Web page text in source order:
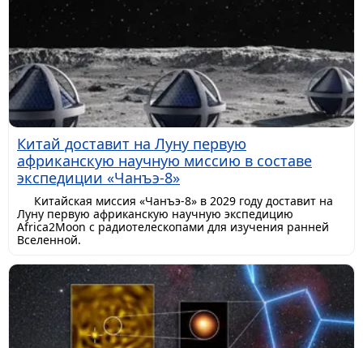
Китай доставит на Луну первую
африканскую научную миссию в составе
экспедиции «Чанъэ-8»
Китайская миссия «Чанъэ-8» в 2029 году доставит на
Луну первую африканскую научную экспедицию
Africa2Moon с радиотелескопами для изучения ранней
Вселенной.